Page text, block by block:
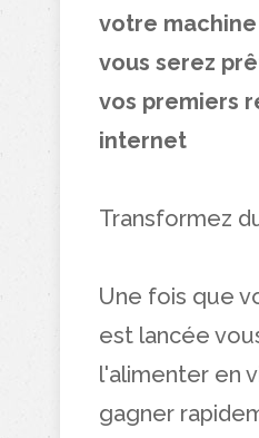
votre
vous serez
vos premiers
internet
Transformez
Une fois que
est lancée
l'alimenter en
gagner